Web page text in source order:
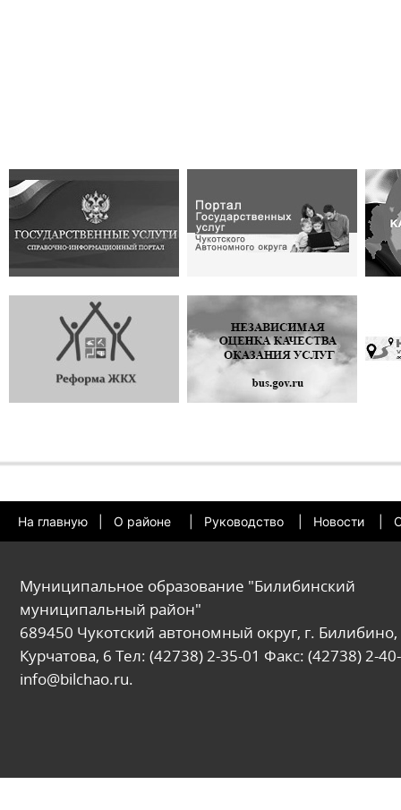
На главную О районе Руководство Новости
Муниципальное образование "Билибинский
муниципальный район"
689450 Чукотский автономный округ, г. Билибино,
Курчатова, 6 Тел: (42738) 2-35-01 Факс: (42738) 2-
info@bilchao.ru.